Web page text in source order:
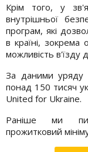
Крім того, у
внутрішньої
програм, які
в країні, зокрема
можливість в'їзду
За даними
понад 150 тисяч
United for Ukraine.
Раніше ми
прожитковий